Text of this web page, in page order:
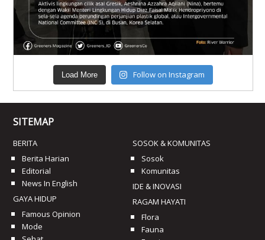
Load More Follow on Instagram
SITEMAP
BERITA
Berita Harian
Editorial
News In English
GAYA HIDUP
Famous Opinion
Mode
SOSOK & KOMUNITAS
Sosok
Komunitas
IDE & INOVASI
RAGAM HAYATI
Flora
Fauna